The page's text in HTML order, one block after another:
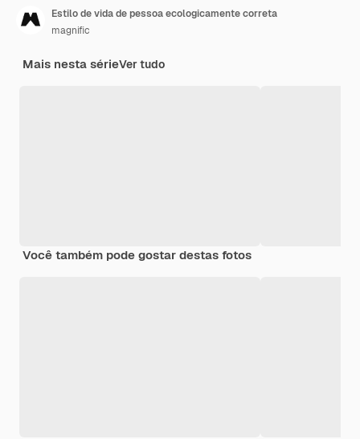
Estilo de vida de pessoa ecologicamente correta
magnific
Mais nesta sérieVer tudo
Você também pode gostar destas fotos